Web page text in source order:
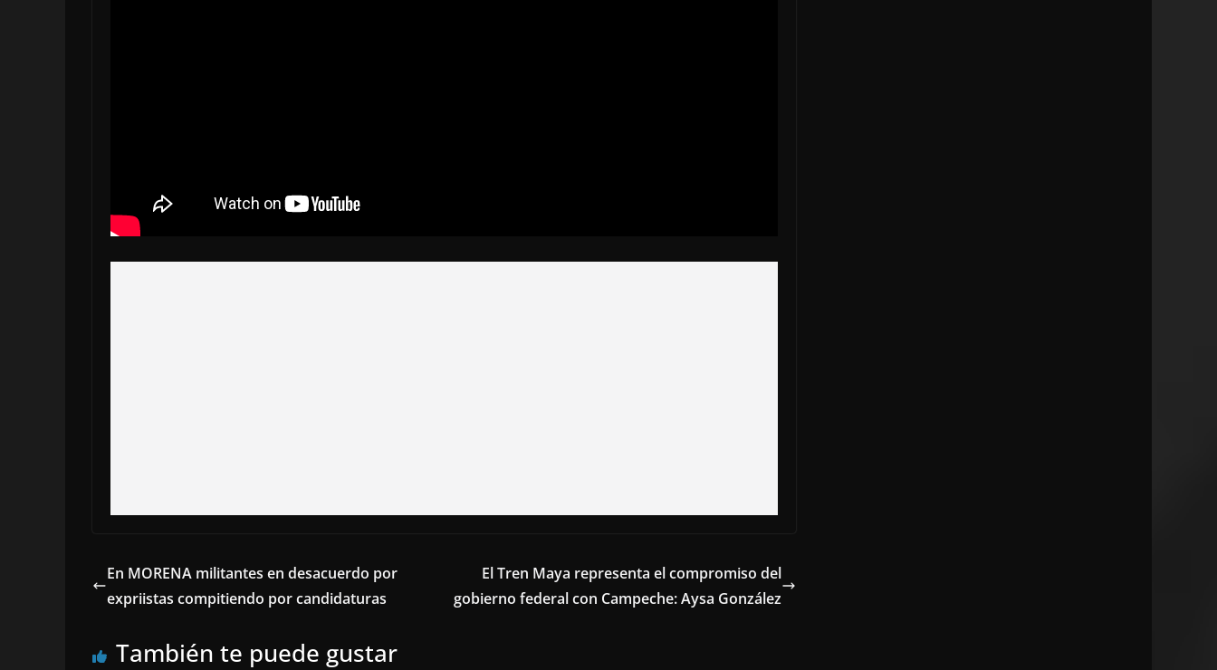
En MORENA militantes en desacuerdo por
expriistas compitiendo por candidaturas
El Tren Maya representa el compromiso del
gobierno federal con Campeche: Aysa González
También te puede gustar